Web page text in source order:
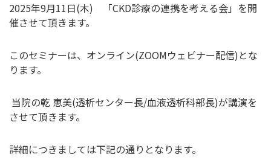
2025年9月11日(木) 「CKD診療の連携を考える会」を開
催させて頂きます。
このセミナーは、オンライン(ZOOMウェビナー配信)とな
ります。
当院の乾 恵美(透析センター長/血液透析科部長)が講演を
させて頂きます。
詳細につきましては下記の通りとなります。